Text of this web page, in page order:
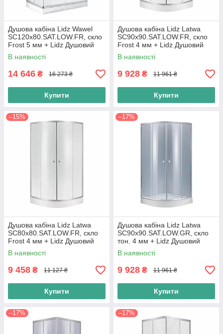
Душова кабіна Lidz Wawel
SC120x80.SAT.LOW.FR, скло
Frost 5 мм + Lidz Душовий
піддон KAPIELKA
ST120x80х14
В наявності
14 646 ₴ 16 273 ₴
Купити
Душова кабіна Lidz Latwa
SC90x90.SAT.LOW.FR, скло
Frost 4 мм + Lidz Душовий
піддон KAPIELKA ST90x90x15
В наявності
9 928 ₴ 11 961 ₴
Купити
–15%
Душова кабіна Lidz Latwa
SC80x80.SAT.LOW.FR, скло
Frost 4 мм + Lidz Душовий
піддон KAPIELKA ST80x80x15
В наявності
9 458 ₴ 11 127 ₴
Купити
–17%
Душова кабіна Lidz Latwa
SC90x90.SAT.LOW.GR, скло
тон. 4 мм + Lidz Душовий
піддон KAPIELKA ST90x90x15
В наявності
9 928 ₴ 11 961 ₴
Купити
–17% –17%